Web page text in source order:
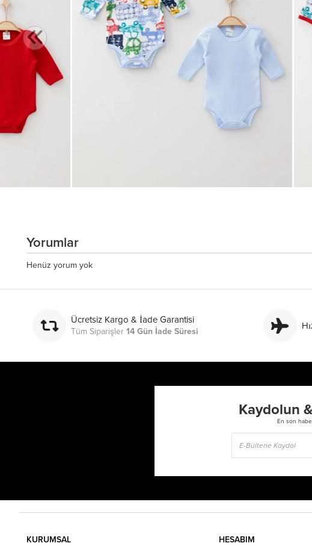
Yorumlar
Henüz yorum yok
Ücretsiz Kargo & İade Garantisi
Tüm Siparişler14 Gün İade Süresi
Kaydolun
En son
KURUMSAL
HESABIM